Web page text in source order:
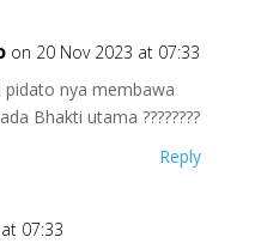
on 20 Nov 2023 at 07:33
pidato nya membawa
Bhakti utama ????????
Reply
07:33